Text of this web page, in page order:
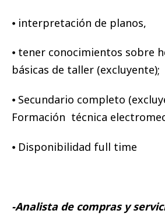
⦁ interpretación de planos,
⦁ tener conocimientos sobre
básicas de taller (excluyente);
⦁ Secundario completo
Formación técnica
⦁ Disponibilidad full time
-Analista de compras y